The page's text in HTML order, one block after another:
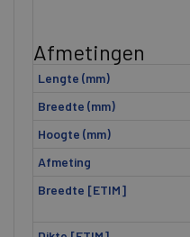
Afmetingen
Lengte (mm)
Breedte (mm)
Hoogte (mm)
Afmeting
Breedte [ETIM]